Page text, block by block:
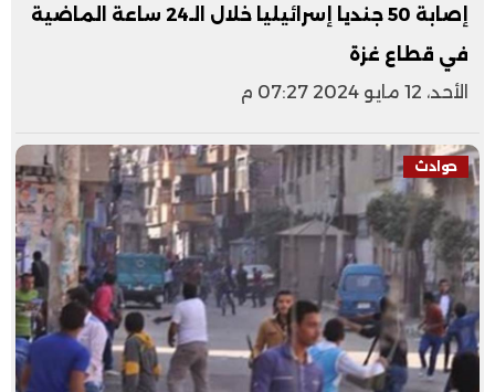
إصابة 50 جنديا إسرائيليا خلال الـ24 ساعة الماضية
في قطاع غزة
الأحد، 12 مايو 2024 07:27 م
حوادث